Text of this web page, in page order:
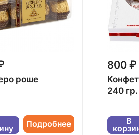
роше
Подробнее
800 ₽
240 гр.
В